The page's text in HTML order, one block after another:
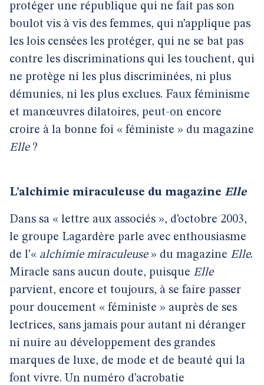
protéger une république qui ne fait pas son
boulot vis à vis des femmes, qui n’applique pas
les lois censées les protéger, qui ne se bat pas
contre les discriminations qui les touchent, qui
ne protège ni les plus discriminées, ni plus
démunies, ni les plus exclues. Faux féminisme
et manœuvres dilatoires, peut-on encore
croire à la bonne foi « féministe » du magazine
Elle?
L’alchimie miraculeuse du magazine Elle
Dans sa « lettre aux associés », d’octobre 2003,
le groupe Lagardère parle avec enthousiasme
de l’« alchimie miraculeuse» du magazine Elle.
Miracle sans aucun doute, puisque Elle
parvient, encore et toujours, à se faire passer
pour doucement « féministe » auprès de ses
lectrices, sans jamais pour autant ni déranger
ni nuire au développement des grandes
marques de luxe, de mode et de beauté qui la
font vivre. Un numéro d’acrobatie